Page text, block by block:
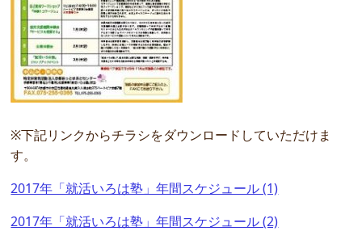
※下記リンクからチラシをダウンロードしていただけま
す。
2017年「就活いろは塾」年間スケジュール (1)
2017年「就活いろは塾」年間スケジュール (2)